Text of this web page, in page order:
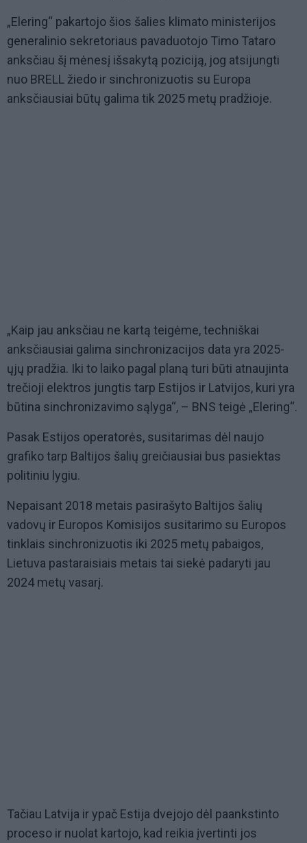
„Elering“ pakartojo šios šalies klimato ministerijos
generalinio sekretoriaus pavaduotojo Timo Tataro
anksčiau šį mėnesį išsakytą poziciją, jog atsijungti
nuo BRELL žiedo ir sinchronizuotis su Europa
anksčiausiai būtų galima tik 2025 metų pradžioje.
„Kaip jau anksčiau ne kartą teigėme, techniškai
anksčiausiai galima sinchronizacijos data yra 2025-
ųjų pradžia. Iki to laiko pagal planą turi būti atnaujinta
trečioji elektros jungtis tarp Estijos ir Latvijos, kuri yra
būtina sinchronizavimo sąlyga“, – BNS teigė „Elering“.
Pasak Estijos operatorės, susitarimas dėl naujo
grafiko tarp Baltijos šalių greičiausiai bus pasiektas
politiniu lygiu.
Nepaisant 2018 metais pasirašyto Baltijos šalių
vadovų ir Europos Komisijos susitarimo su Europos
tinklais sinchronizuotis iki 2025 metų pabaigos,
Lietuva pastaraisiais metais tai siekė padaryti jau
2024 metų vasarį.
Tačiau Latvija ir ypač Estija dvejojo dėl paankstinto
proceso ir nuolat kartojo, kad reikia įvertinti jos